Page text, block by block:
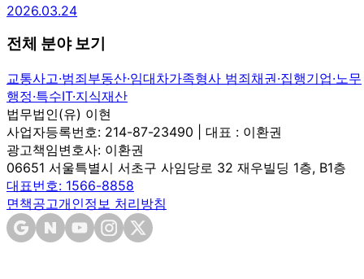
2026.03.24
전체 분야 보기
교통사고·범죄부동산·임대차가족형사 범죄채권·집행기업·노무
행정·특수IT·지식재산
법무법인(유) 이현
사업자등록번호: 214-87-23490 | 대표 : 이환권
광고책임변호사: 이환권
06651 서울특별시 서초구 사임당로 32 재우빌딩 1층, B1층
대표번호: 1566-8858
면책공고개인정보 처리방침